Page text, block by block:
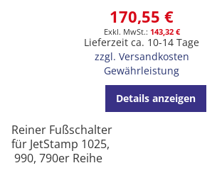
170,55 €
143,32 €
Lieferzeit ca. 10-14 Tage
zzgl. Versandkosten
Gewährleistung
Details anzeigen
Reiner Fußschalter
für JetStamp 1025,
990, 790er Reihe